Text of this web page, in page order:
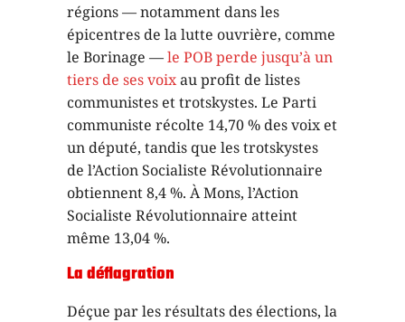
régions — notamment dans les
épicentres de la lutte ouvrière, comme
le Borinage —le POB perde jusqu’à un
tiers de ses voixau profit de listes
communistes et trotskystes. Le Parti
communiste récolte 14,70 % des voix et
un député, tandis que les trotskystes
de l’Action Socialiste Révolutionnaire
obtiennent 8,4 %. À Mons, l’Action
Socialiste Révolutionnaire atteint
même 13,04 %.
La déflagration
Déçue par les résultats des élections, la